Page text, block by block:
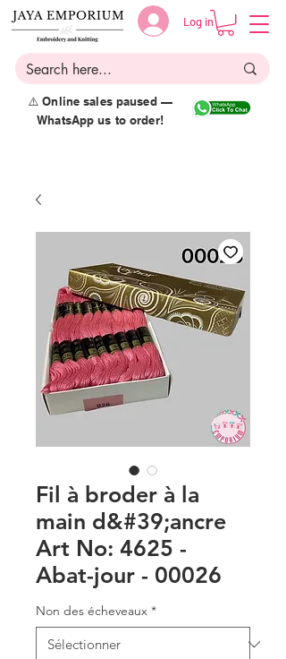
Log in
⚠️ Online sales paused —
WhatsApp us to order!
Fil à broder à la
main d&#39;ancre
Art No: 4625 -
Abat-jour - 00026
Non des écheveaux *